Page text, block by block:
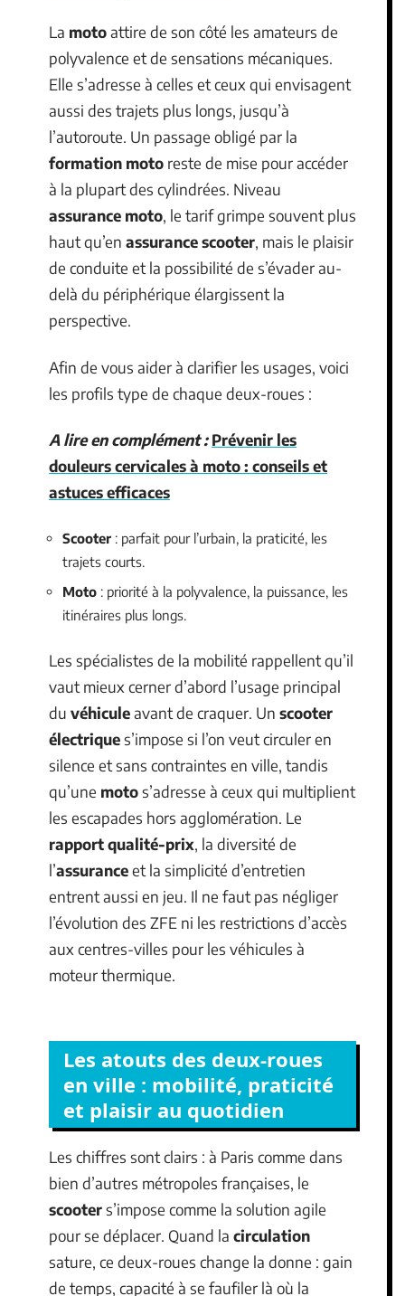
La motoattire de son côté les amateurs de
polyvalence et de sensations mécaniques.
Elle s’adresse à celles et ceux qui envisagent
aussi des trajets plus longs, jusqu’à
l’autoroute. Un passage obligé par la
formation moto reste de mise pour accéder
à la plupart des cylindrées. Niveau
assurance moto, le tarif grimpe souvent plus
haut qu’en assurance scooter, mais le plaisir
de conduite et la possibilité de s’évader au-
delà du périphérique élargissent la
perspective.
Afin de vous aider à clarifier les usages, voici
les profils type de chaque deux-roues :
A lire en complément : Prévenir les
douleurs cervicales à moto : conseils et
astuces efficaces
Scooter : parfait pour l’urbain, la praticité, les
trajets courts.
Moto : priorité à la polyvalence, la puissance, les
itinéraires plus longs.
Les spécialistes de la mobilité rappellent qu’il
vaut mieux cerner d’abord l’usage principal
du véhiculeavant de craquer. Un scooter
électriques’impose si l’on veut circuler en
silence et sans contraintes en ville, tandis
qu’une motos’adresse à ceux qui multiplient
les escapades hors agglomération. Le
rapport qualité-prix, la diversité de
l’assuranceet la simplicité d’entretien
entrent aussi en jeu. Il ne faut pas négliger
l’évolution des ZFE ni les restrictions d’accès
aux centres-villes pour les véhicules à
moteur thermique.
Les atouts des deux-roues
en ville : mobilité, praticité
et plaisir au quotidien
Les chiffres sont clairs : à Paris comme dans
bien d’autres métropoles françaises, le
scooters’impose comme la solution agile
pour se déplacer. Quand la circulation
sature, ce deux-roues change la donne : gain
de temps, capacité à se faufiler là où la